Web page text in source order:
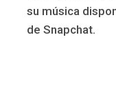
su música
de Snapchat.